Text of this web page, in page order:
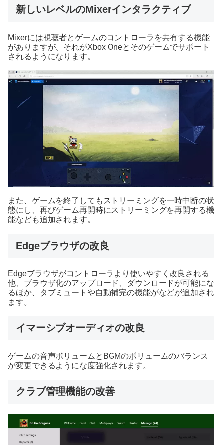
新しいレベルのMixerインタラクティブ
Mixerには視聴者とゲームのコントローラを共有する機能
がありますが、それがXbox Oneとそのゲームでサポート
されるようになります。
また、ゲームを終了してもストリーミングを一時中断の状
態にし、再びゲーム再開時にストリーミングを再開する機
能なども追加されます。
Edgeブラウザの改良
Edgeブラウザがコントローラより使いやすく改良される
他、ブラウザ化のアップロード、ダウンロードが可能にな
るほか、タブミュートや自動補完の機能がなどが追加され
ます。
イマーシブオーディオの改良
ゲームの音声ボリュームとBGMのボリュームのバランス
が変更できるようにな度強化されます。
クラブ管理機能の改善